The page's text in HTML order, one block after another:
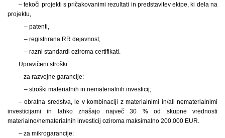
– tekoči projekti spričakovanimi rezultati in predstavitev ekipe, ki dela na
projektu,
– patenti,
– registrirana RR dejavnost,
– razni standardi oziroma certifikati.
Upravičeni stroški
– za razvojne garancije:
– stroški materialnih in nematerialnih investicij;
– obratna sredstva, le vkombinaciji z materialnimi in/ali nematerialnimi
investicijami in lahko znašajo največ 30 % od skupne vrednosti
materialno/nematerialnih investicij oziroma maksimalno 200.000 EUR.
– za mikrogarancije: